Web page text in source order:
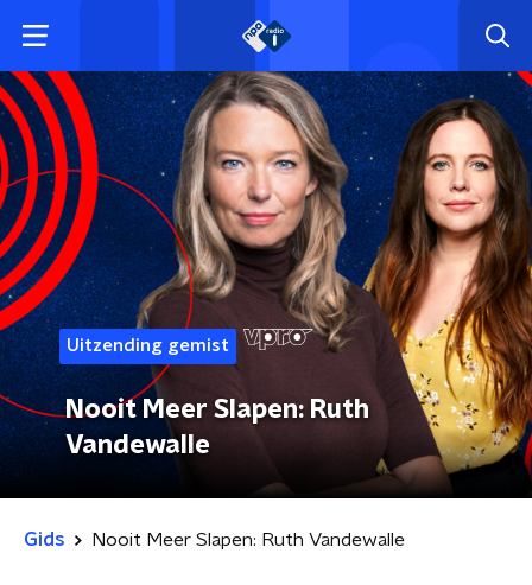
Uitzending gemist
Nooit Meer Slapen: Ruth
Vandewalle
Gids Nooit Meer Slapen: Ruth Vandewalle